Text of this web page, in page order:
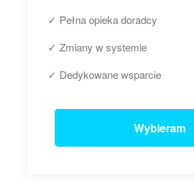
✓ Pełna opieka doradcy
✓ Zmiany w systemie
✓ Dedykowane wsparcie
Wybieram